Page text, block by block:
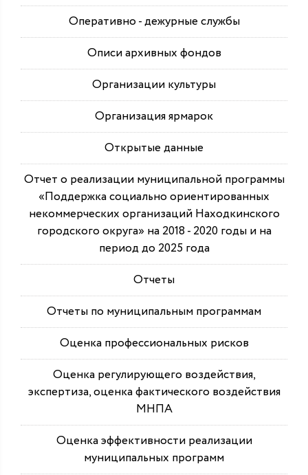
Оперативно - дежурные службы
Описи архивных фондов
Организации культуры
Организация ярмарок
Открытые данные
Отчет о реализации муниципальной программы
«Поддержка социально ориентированных
некоммерческих организаций Находкинского
городского округа» на 2018 - 2020 годы и на
период до 2025 года
Отчеты
Отчеты по муниципальным программам
Оценка профессиональных рисков
Оценка регулирующего воздействия,
экспертиза, оценка фактического воздействия
МНПА
Оценка эффективности реализации
муниципальных программ